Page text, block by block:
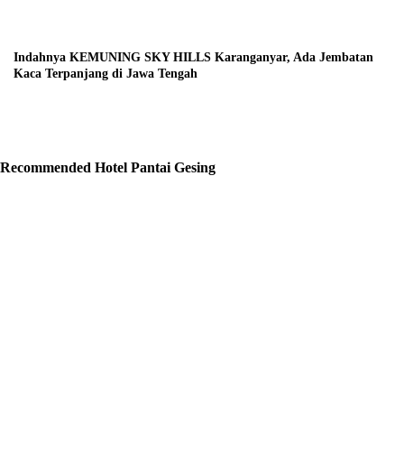
Indahnya KEMUNING SKY HILLS Karanganyar, Ada Jembatan
Kaca Terpanjang di Jawa Tengah
Recommended Hotel Pantai Gesing